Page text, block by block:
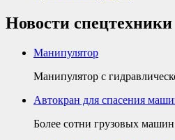
Новости спецтехники
Манипулятор
Манипулятор с
Автокран для спасения
Более сотни грузовых